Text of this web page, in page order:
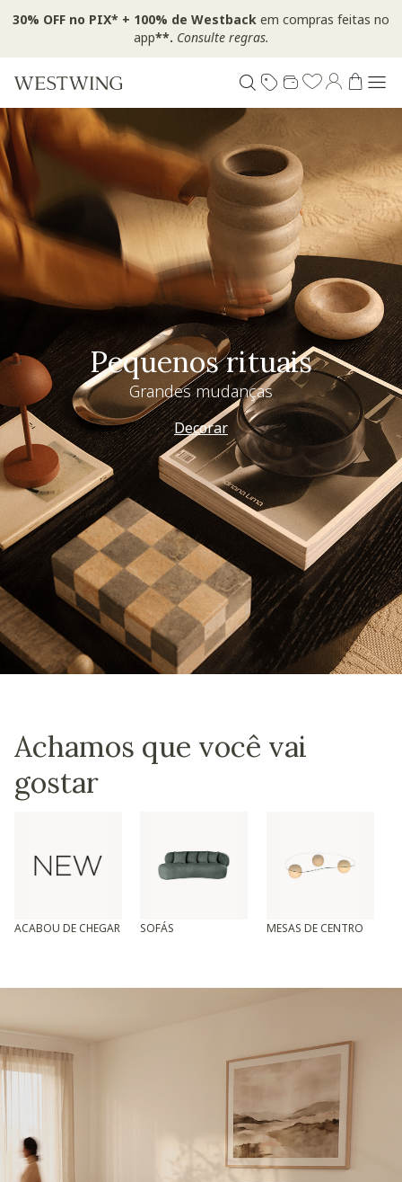
30% OFF no PIX* + 100% de Westback em compras feitas no
app**. Consulte regras.
Pequenos rituais
Grandes mudanças
Decorar
Achamos que você vai
gostar
ACABOU DE CHEGAR SOFÁS MESAS DE CENTRO